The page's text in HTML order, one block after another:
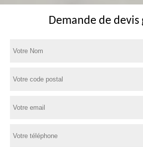
Demande de